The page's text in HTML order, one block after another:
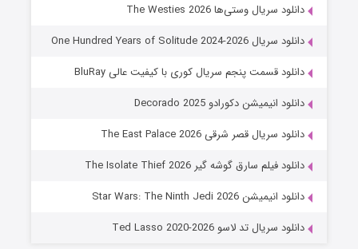
خاندان اژدها فصل ۳
قسمت۶ (زیرنویس) منتشر شد
دانلود سریال وستی‌ها The Westies 2026
دانلود سریال One Hundred Years of Solitude 2024-2026
دانلود قسمت پنجم سریال کوری با کیفیت عالی BluRay
دانلود انیمیشن دکورادو Decorado 2025
دانلود سریال قصر شرقی The East Palace 2026
دانلود فیلم سارق گوشه گیر The Isolate Thief 2026
دانلود انیمیشن Star Wars: The Ninth Jedi 2026
دانلود سریال تد لاسو Ted Lasso 2020-2026